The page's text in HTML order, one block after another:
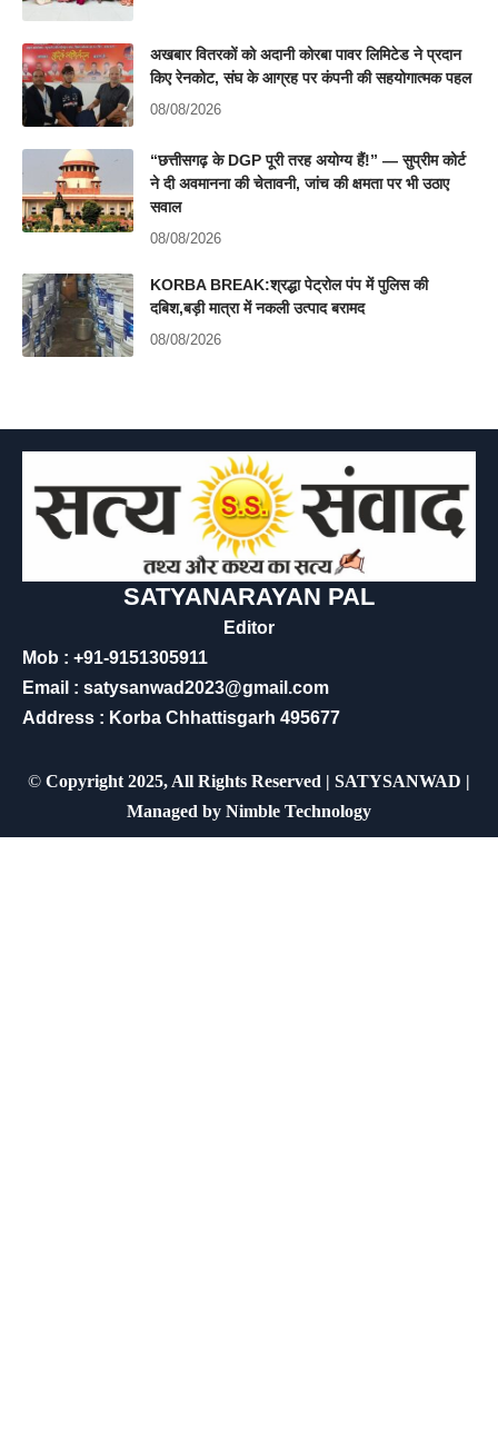
अखबार वितरकों को अदानी कोरबा पावर लिमिटेड ने प्रदान
किए रेनकोट, संघ के आग्रह पर कंपनी की सहयोगात्मक पहल
08/08/2026
“छत्तीसगढ़ के DGP पूरी तरह अयोग्य हैं!” — सुप्रीम कोर्ट
ने दी अवमानना की चेतावनी, जांच की क्षमता पर भी उठाए
सवाल
08/08/2026
KORBA BREAK:श्रद्धा पेट्रोल पंप में पुलिस की
दबिश,बड़ी मात्रा में नकली उत्पाद बरामद
08/08/2026
SATYANARAYAN PAL
Editor
Mob : +91-9151305911
Email : satysanwad2023@gmail.com
Address : Korba Chhattisgarh 495677
© Copyright 2025, All Rights Reserved | SATYSANWAD |
Managed by Nimble Technology